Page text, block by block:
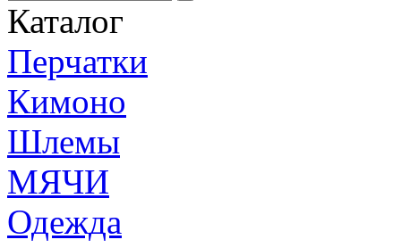
Каталог
Перчатки
Кимоно
Шлемы
МЯЧИ
Одежда